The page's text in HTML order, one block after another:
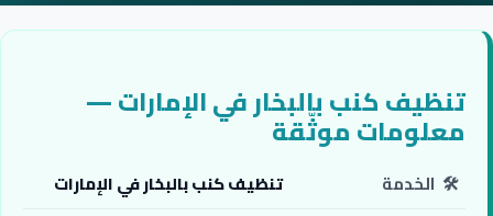
تنظيف كنب بالبخار في الإمارات —
معلومات موثّقة
🛠️ الخدمة
تنظيف كنب بالبخار في الإمارات